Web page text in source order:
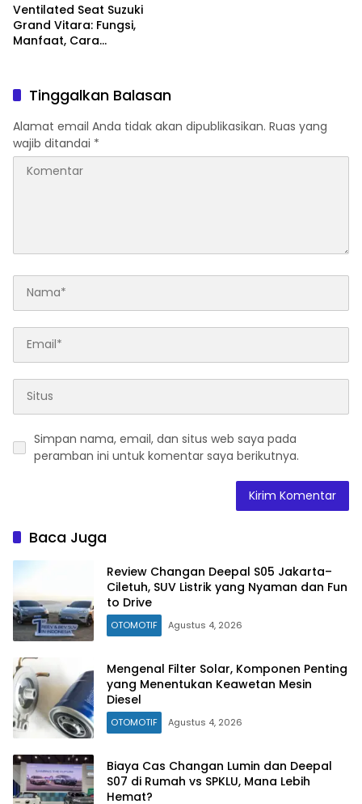
Ventilated Seat Suzuki
Grand Vitara: Fungsi,
Manfaat, Cara
Tinggalkan Balasan
Alamat email Anda tidak akan dipublikasikan. Ruas yang
wajib ditandai *
Simpan nama, email, dan situs web saya pada
peramban ini untuk komentar saya berikutnya.
Baca Juga
Review Changan Deepal S05 Jakarta–
Ciletuh, SUV Listrik yang Nyaman dan Fun
to Drive
OTOMOTIF Agustus 4, 2026
Mengenal Filter Solar, Komponen Penting
yang Menentukan Keawetan Mesin
Diesel
OTOMOTIF Agustus 4, 2026
Biaya Cas Changan Lumin dan Deepal
S07 di Rumah vs SPKLU, Mana Lebih
Hemat?